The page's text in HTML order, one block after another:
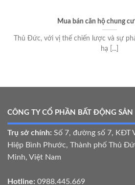
Mua bán căn hộ chung
Thủ Đức, với vị thế chiến lược và sự
hạ [...]
CÔNG TY CỔ PHẦN BẤT ĐỘNG SẢN
Trụ sở chính: Số 7, đường số 7, KĐT
Hiệp Bình Phước, Thành phố Thủ
Minh, Việt Nam
Hotline: 0988.445.669